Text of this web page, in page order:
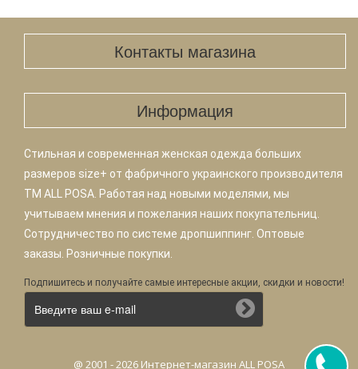
Контакты магазина
Информация
Стильная и современная женская одежда больших
размеров size+ от фабричного украинского производителя
TM ALL POSA. Работая над новыми моделями, мы
учитываем мнения и пожелания наших покупательниц.
Сотрудничество по системе дропшиппинг. Оптовые
заказы. Розничные покупки.
Подпишитесь и получайте самые интересные акции, скидки и новости!
@ 2001 - 2026 Интернет-магазин ALL POSA